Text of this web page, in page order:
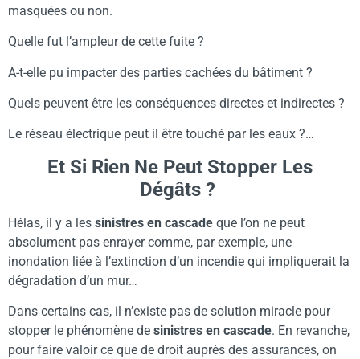
masquées ou non.
Quelle fut l’ampleur de cette fuite ?
A-t-elle pu impacter des parties cachées du bâtiment ?
Quels peuvent être les conséquences directes et indirectes ?
Le réseau électrique peut il être touché par les eaux ?…
Et Si Rien Ne Peut Stopper Les
Dégâts ?
Hélas, il y a les sinistres en cascade que l’on ne peut
absolument pas enrayer comme, par exemple, une
inondation liée à l’extinction d’un incendie qui impliquerait la
dégradation d’un mur…
Dans certains cas, il n’existe pas de solution miracle pour
stopper le phénomène de sinistres en cascade. En revanche,
pour faire valoir ce que de droit auprès des assurances, on